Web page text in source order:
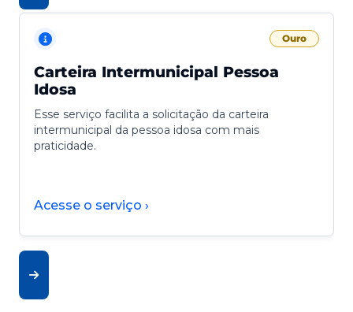
Ouro
Carteira Intermunicipal Pessoa
Idosa
Esse serviço facilita a solicitação da carteira
intermunicipal da pessoa idosa com mais
praticidade.
Acesse o serviço ›